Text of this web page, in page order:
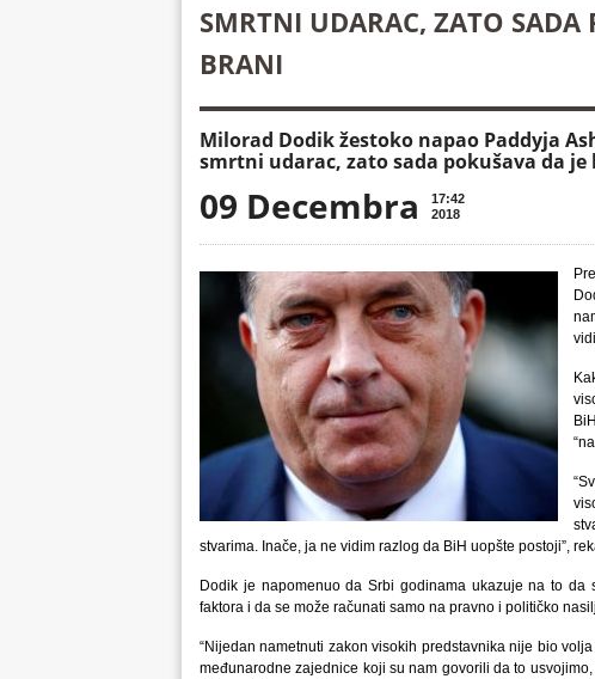
SMRTNI UDARAC, ZATO SADA
BRANI
Milorad Dodik žestoko napao Paddyja
smrtni udarac, zato sada pokušava da je
09 Decembra
17:42
2018
stvarima. Inače, ja ne vidim razlog da BiH uopšte postoji”,
Dodik je napomenuo da Srbi godinama ukazuje na to da
faktora i da se može računati samo na pravno i političko
“Nijedan nametnuti zakon visokih predstavnika nije bio
međunarodne zajednice koji su nam govorili da to